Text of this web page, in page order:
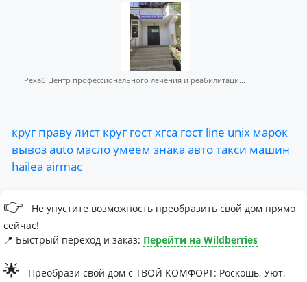
Рехаб Центр профессионального лечения и реабилитаци...
круг правулист круг гостхгса гост line unix марок
вывозauto маслоумеем знака автотакси машин
hailea airmac
👉
Не упустите возможность преобразить свой дом прямо
сейчас!
📍 Быстрый переход и заказ: Перейти на Wildberries
🌟
Преобрази свой дом с ТВОЙ КОМФОРТ: Роскошь, Уют,